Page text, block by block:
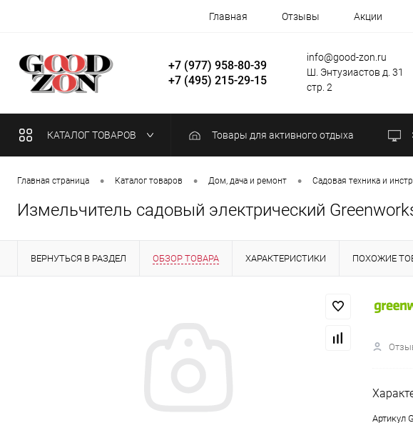
Главная Отзывы Акции
+7 (977) 958-80-39
+7 (495) 215-29-15
info@good-zon.ru
Ш. Энтузиастов д. 31
стр. 2
КАТАЛОГ ТОВАРОВ Товары для активного отдыха
Главная страница • Каталог товаров • Дом, дача и ремонт • Садовая техника и
Измельчитель садовый электрический
ВЕРНУТЬСЯ В РАЗДЕЛ ОБЗОР ТОВАРА ХАРАКТЕРИСТИКИ ПОХОЖИЕ
Артикул